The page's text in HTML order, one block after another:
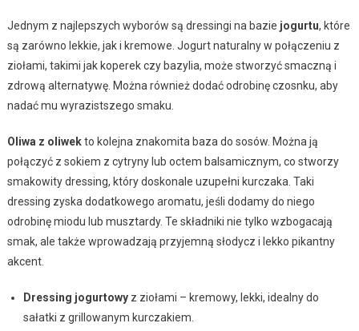
Jednym z najlepszych wyborów są dressingi na bazie jogurtu, które
są zarówno lekkie, jak i kremowe. Jogurt naturalny w połączeniu z
ziołami, takimi jak koperek czy bazylia, może stworzyć smaczną i
zdrową alternatywę. Można również dodać odrobinę czosnku, aby
nadać mu wyrazistszego smaku.
Oliwa z oliwekto kolejna znakomita baza do sosów. Można ją
połączyć z sokiem z cytryny lub octem balsamicznym, co stworzy
smakowity dressing, który doskonale uzupełni kurczaka. Taki
dressing zyska dodatkowego aromatu, jeśli dodamy do niego
odrobinę miodu lub musztardy. Te składniki nie tylko wzbogacają
smak, ale także wprowadzają przyjemną słodycz i lekko pikantny
akcent.
Dressing jogurtowyz ziołami – kremowy, lekki, idealny do
sałatki z grillowanym kurczakiem.